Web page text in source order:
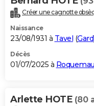
Créer une cagnotte
Naissance
23/08/1931 à Tavel (Gard
Décès
01/07/2025 à
Arlette HOTE (80